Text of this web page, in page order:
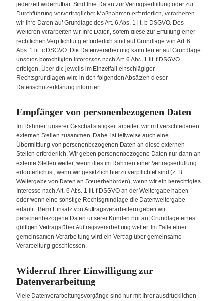
jederzeit widerrufbar. Sind Ihre Daten zur Vertragserfüllung oder zur
Durchführung vorvertraglicher Maßnahmen erforderlich, verarbeiten
wir Ihre Daten auf Grundlage des Art. 6 Abs. 1 lit. b DSGVO. Des
Weiteren verarbeiten wir Ihre Daten, sofern diese zur Erfüllung einer
rechtlichen Verpflichtung erforderlich sind auf Grundlage von Art. 6
Abs. 1 lit. c DSGVO. Die Datenverarbeitung kann ferner auf Grundlage
unseres berechtigten Interesses nach Art. 6 Abs. 1 lit. f DSGVO
erfolgen. Über die jeweils im Einzelfall einschlägigen
Rechtsgrundlagen wird in den folgenden Absätzen dieser
Datenschutzerklärung informiert.
Empfänger von personenbezogenen Daten
Im Rahmen unserer Geschäftstätigkeit arbeiten wir mit verschiedenen
externen Stellen zusammen. Dabei ist teilweise auch eine
Übermittlung von personenbezogenen Daten an diese externen
Stellen erforderlich. Wir geben personenbezogene Daten nur dann an
externe Stellen weiter, wenn dies im Rahmen einer Vertragserfüllung
erforderlich ist, wenn wir gesetzlich hierzu verpflichtet sind (z. B.
Weitergabe von Daten an Steuerbehörden), wenn wir ein berechtigtes
Interesse nach Art. 6 Abs. 1 lit. f DSGVO an der Weitergabe haben
oder wenn eine sonstige Rechtsgrundlage die Datenweitergabe
erlaubt. Beim Einsatz von Auftragsverarbeitern geben wir
personenbezogene Daten unserer Kunden nur auf Grundlage eines
gültigen Vertrags über Auftragsverarbeitung weiter. Im Falle einer
gemeinsamen Verarbeitung wird ein Vertrag über gemeinsame
Verarbeitung geschlossen.
Widerruf Ihrer Einwilligung zur
Datenverarbeitung
Viele Datenverarbeitungsvorgänge sind nur mit Ihrer ausdrücklichen